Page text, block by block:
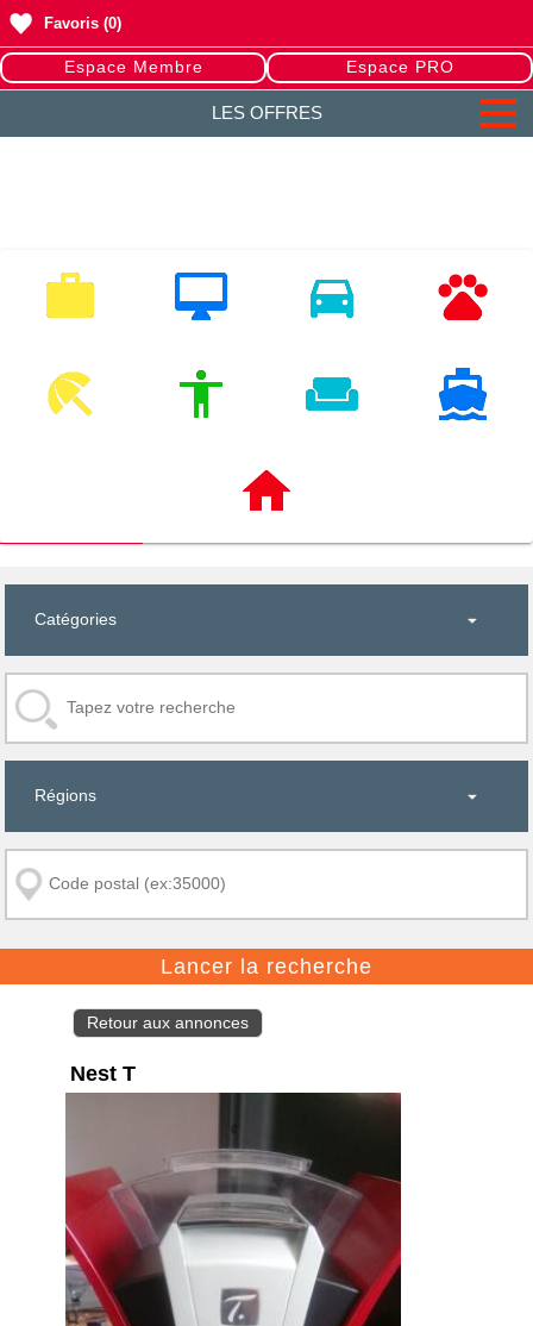
Espace Membre Espace PRO
Favoris (0)
LES OFFRES
EMPLOI MULTIMEDIA VEHICULES ANIMAUX
LOISIRS MODE HABITAT NAUTISME
IMMOBILIERS
Retour aux annonces
Nest T